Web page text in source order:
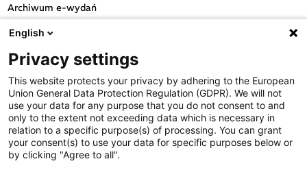
Archiwum e-wydań
Przydatne linki
OGÓLNE
Polityka prywatności
Regulamin serwisu
Regulamin konkursu
Farmacja Play
Regulamin konkursu Lakcid
English
Privacy settings
This website protects your privacy by adhering to the European
Union General Data Protection Regulation (GDPR). We will not
use your data for any purpose that you do not consent to and
only to the extent not exceeding data which is necessary in
relation to a specific purpose(s) of processing. You can grant
your consent(s) to use your data for specific purposes below or
by clicking "Agree to all".